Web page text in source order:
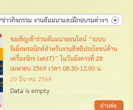
าวกิจกรรม งานสัมมนาและฝึกอบรมต่างๆ
ขอเชิญเข้าร่วมสัมมนาออนไลน์ “ระบบ
อิเล็กทรอนิกส์สำหรับงานสิทธิประโยชน์ด้าน
เครื่องจักร (eMT)” ในวันอังคารที่ 28
เมษายน 2569 เวลา 08.30-12.00 น.
20 มีนาคม 2569
Data is empty
อ่านต่อ